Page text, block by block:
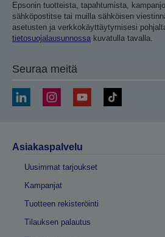
Epsonin tuotteista, tapahtumista,
sähköpostitse tai muilla sähköisen
asetusten ja verkkokäyttäytymisesi
tietosuojalausunnossa kuvatulla tavalla.
Seuraa meitä
Asiakaspalvelu
Uusimmat tarjoukset
Kampanjat
Tuotteen rekisteröinti
Tilauksen palautus